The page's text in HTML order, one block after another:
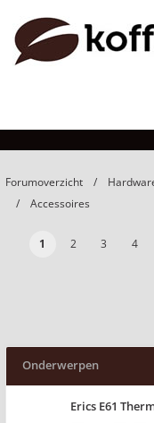
Forumoverzicht
Accessoires
1 2 3 4
Onderwerpen
Erics E61